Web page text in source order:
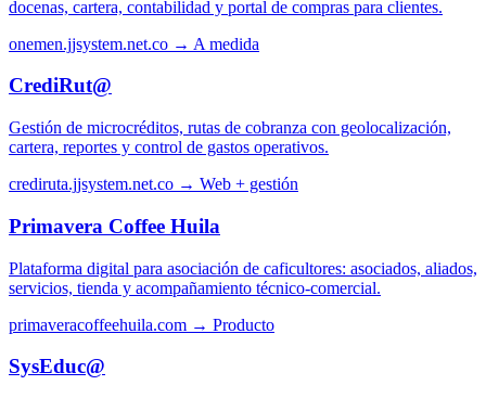
docenas, cartera, contabilidad y portal de compras para clientes.
onemen.jjsystem.net.co → A medida
CrediRut@
Gestión de microcréditos, rutas de cobranza con geolocalización,
cartera, reportes y control de gastos operativos.
crediruta.jjsystem.net.co → Web + gestión
Primavera Coffee Huila
Plataforma digital para asociación de caficultores: asociados, aliados,
servicios, tienda y acompañamiento técnico-comercial.
primaveracoffeehuila.com → Producto
SysEduc@